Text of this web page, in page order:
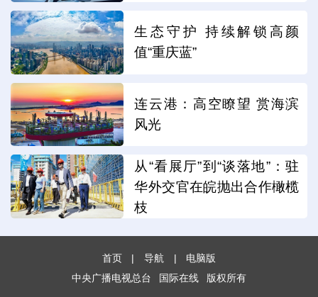
生态守护 持续解锁高颜
值“重庆蓝”
连云港：高空瞭望 赏海滨
风光
从“看展厅”到“谈落地”：驻
华外交官在皖抛出合作橄榄
枝
首页 | 导航 |
电脑版
中央广播电视总台
国际在线 版权所有